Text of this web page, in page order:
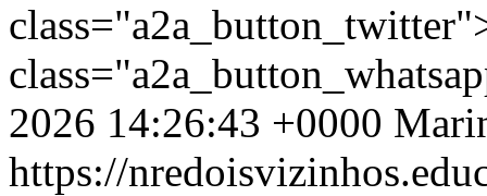
2026 14:26:43 +0000
https://